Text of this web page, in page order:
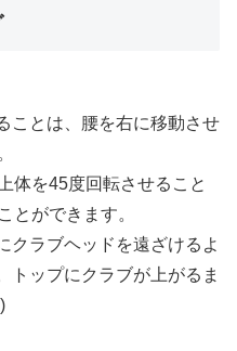
ことは、腰を右に移動させ
体を45度回転させること
とができます。
クラブヘッドを遠ざけるよ
トップにクラブが上がるま